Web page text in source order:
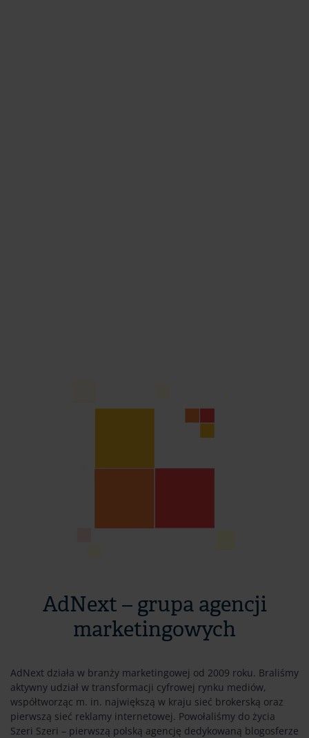
AdNext – grupa agencji
marketingowych
AdNext działa w branży marketingowej od 2009 roku. Braliśmy
aktywny udział w transformacji cyfrowej rynku mediów,
współtworząc m. in. największą w kraju sieć brokerską oraz
pierwszą sieć reklamy internetowej. Powołaliśmy do życia
Szeri Szeri – pierwszą polską agencję dedykowaną blogosferze